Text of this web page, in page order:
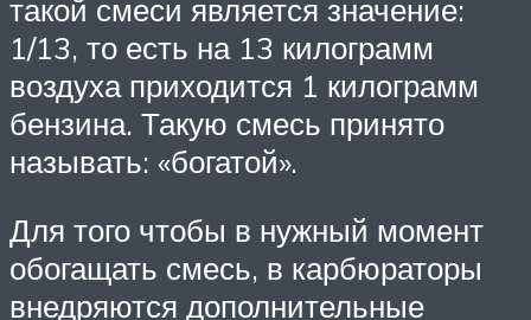
такой смеси является значение:
1/13, то есть на 13 килограмм
воздуха приходится 1 килограмм
бензина. Такую смесь принято
называть: «богатой».
Для того чтобы в нужный момент
обогащать смесь, в карбюраторы
внедряются дополнительные